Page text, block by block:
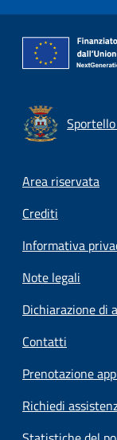
Footer
Area riservata
Crediti
Informativa
Note legali
Dichiarazione di
Contatti
Prenotazione
Richiedi